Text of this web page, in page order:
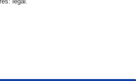
contract here